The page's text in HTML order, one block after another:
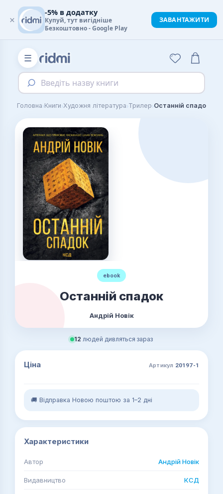
☰
Введіть назву книги
Головна›Книги›Художня література›Трилер›Останній спадок
ebook
Останній спадок
Андрій Новік
12 людей дивляться зараз
Ціна Артикул 20197-1
🚚 Відправка Новою поштою за 1–2 дні
Характеристики
Автор Андрій Новік
Видавництво КСД
×
-5% в додатку
Купуй, тут вигідніше
Безкоштовно - Google Play
ЗАВАНТАЖИТИ